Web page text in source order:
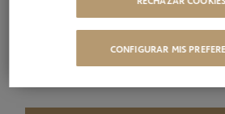
CONFIGURAR MIS